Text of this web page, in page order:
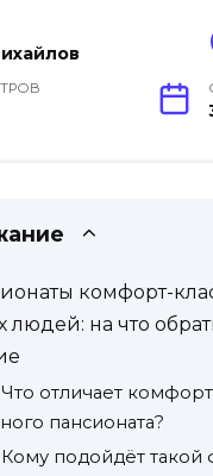
комфорт-
людей: на что
Что отличает
пансионата?
Кому подойдёт такой